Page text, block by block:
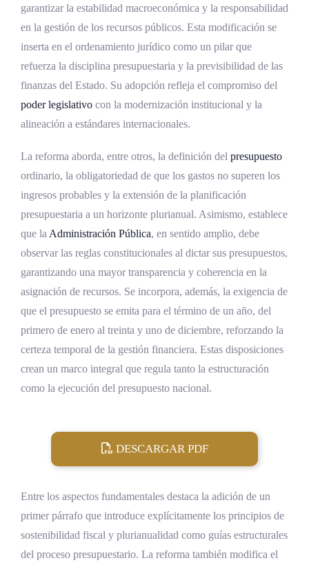
garantizar la estabilidad macroeconómica y la responsabilidad
en la gestión de los recursos públicos. Esta modificación se
inserta en el ordenamiento jurídico como un pilar que
refuerza la disciplina presupuestaria y la previsibilidad de las
finanzas del Estado. Su adopción refleja el compromiso del
poder legislativo con la modernización institucional y la
alineación a estándares internacionales.
La reforma aborda, entre otros, la definición del presupuesto
ordinario, la obligatoriedad de que los gastos no superen los
ingresos probables y la extensión de la planificación
presupuestaria a un horizonte plurianual. Asimismo, establece
que la Administración Pública, en sentido amplio, debe
observar las reglas constitucionales al dictar sus presupuestos,
garantizando una mayor transparencia y coherencia en la
asignación de recursos. Se incorpora, además, la exigencia de
que el presupuesto se emita para el término de un año, del
primero de enero al treinta y uno de diciembre, reforzando la
certeza temporal de la gestión financiera. Estas disposiciones
crean un marco integral que regula tanto la estructuración
como la ejecución del presupuesto nacional.
DESCARGAR PDF
Entre los aspectos fundamentales destaca la adición de un
primer párrafo que introduce explícitamente los principios de
sostenibilidad fiscal y plurianualidad como guías estructurales
del proceso presupuestario. La reforma también modifica el